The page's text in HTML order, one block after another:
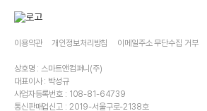
이용약관 개인정보처리방침 이메일주소 무단수집 거부
상호명 : 스마트앤컴퍼니(주)
대표이사 : 박성규
사업자등록번호 : 108-81-64739
통신판매업신고 : 2019-서울구로-2138호